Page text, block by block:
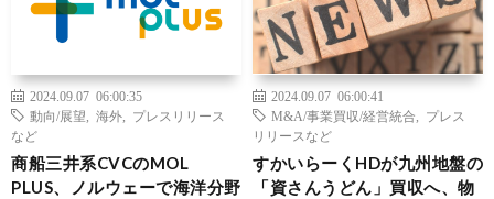
2024.09.07 06:00:35
動向/展望
海外
プレスリリース
など
商船三井系CVCのMOL
PLUS、ノルウェーで海洋分野
2024.09.07 06:00:41
M&A/事業買収/経営統合
プレス
リリースなど
すかいらーくHDが九州地盤の
「資さんうどん」買収へ、物